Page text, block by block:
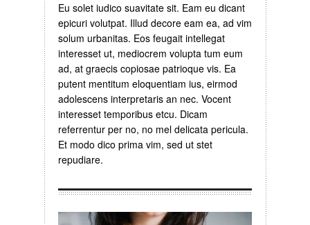
Eu solet iudico suavitate sit. Eam eu dicant
epicuri volutpat. Illud decore eam ea, ad vim
solum urbanitas. Eos feugait intellegat
interesset ut, mediocrem volupta tum eum
ad, at graecis copiosae patrioque vis. Ea
putent mentitum eloquentiam ius, eirmod
adolescens interpretaris an nec. Vocent
interesset temporibus etcu. Dicam
referrentur per no, no mel delicata pericula.
Et modo dico prima vim, sed ut stet
repudiare.